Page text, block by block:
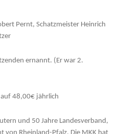
Pernt, Schatzmeister Heinrich
ernannt. (Er war 2.
48,00€ jährlich
und 50 Jahre Landesverband,